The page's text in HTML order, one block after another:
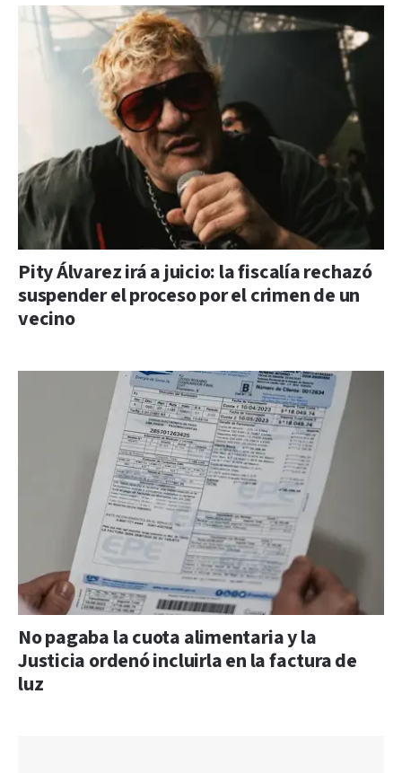
Pity Álvarez irá a juicio: la fiscalía rechazó
suspender el proceso por el crimen de un
vecino
No pagaba la cuota alimentaria y la
Justicia ordenó incluirla en la factura de
luz